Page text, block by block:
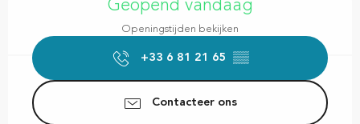
Geopend vandaag
Openingstijden bekijken
+33 6 81 21 65 ▒▒
Contacteer ons